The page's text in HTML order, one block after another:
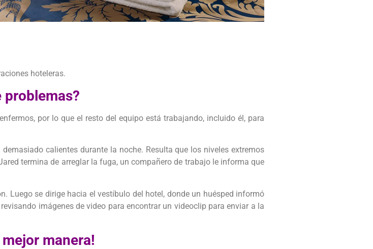
hoteleras.
problemas?
por lo que el resto del equipo está trabajando, incluido él, para
calientes durante la noche. Resulta que los niveles extremos
termina de arreglar la fuga, un compañero de trabajo le informa que
Luego se dirige hacia el vestíbulo del hotel, donde un huésped informó
imágenes de video para encontrar un videoclip para enviar a la
manera!